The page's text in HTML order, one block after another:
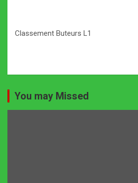
Classement Buteurs L1
You may Missed